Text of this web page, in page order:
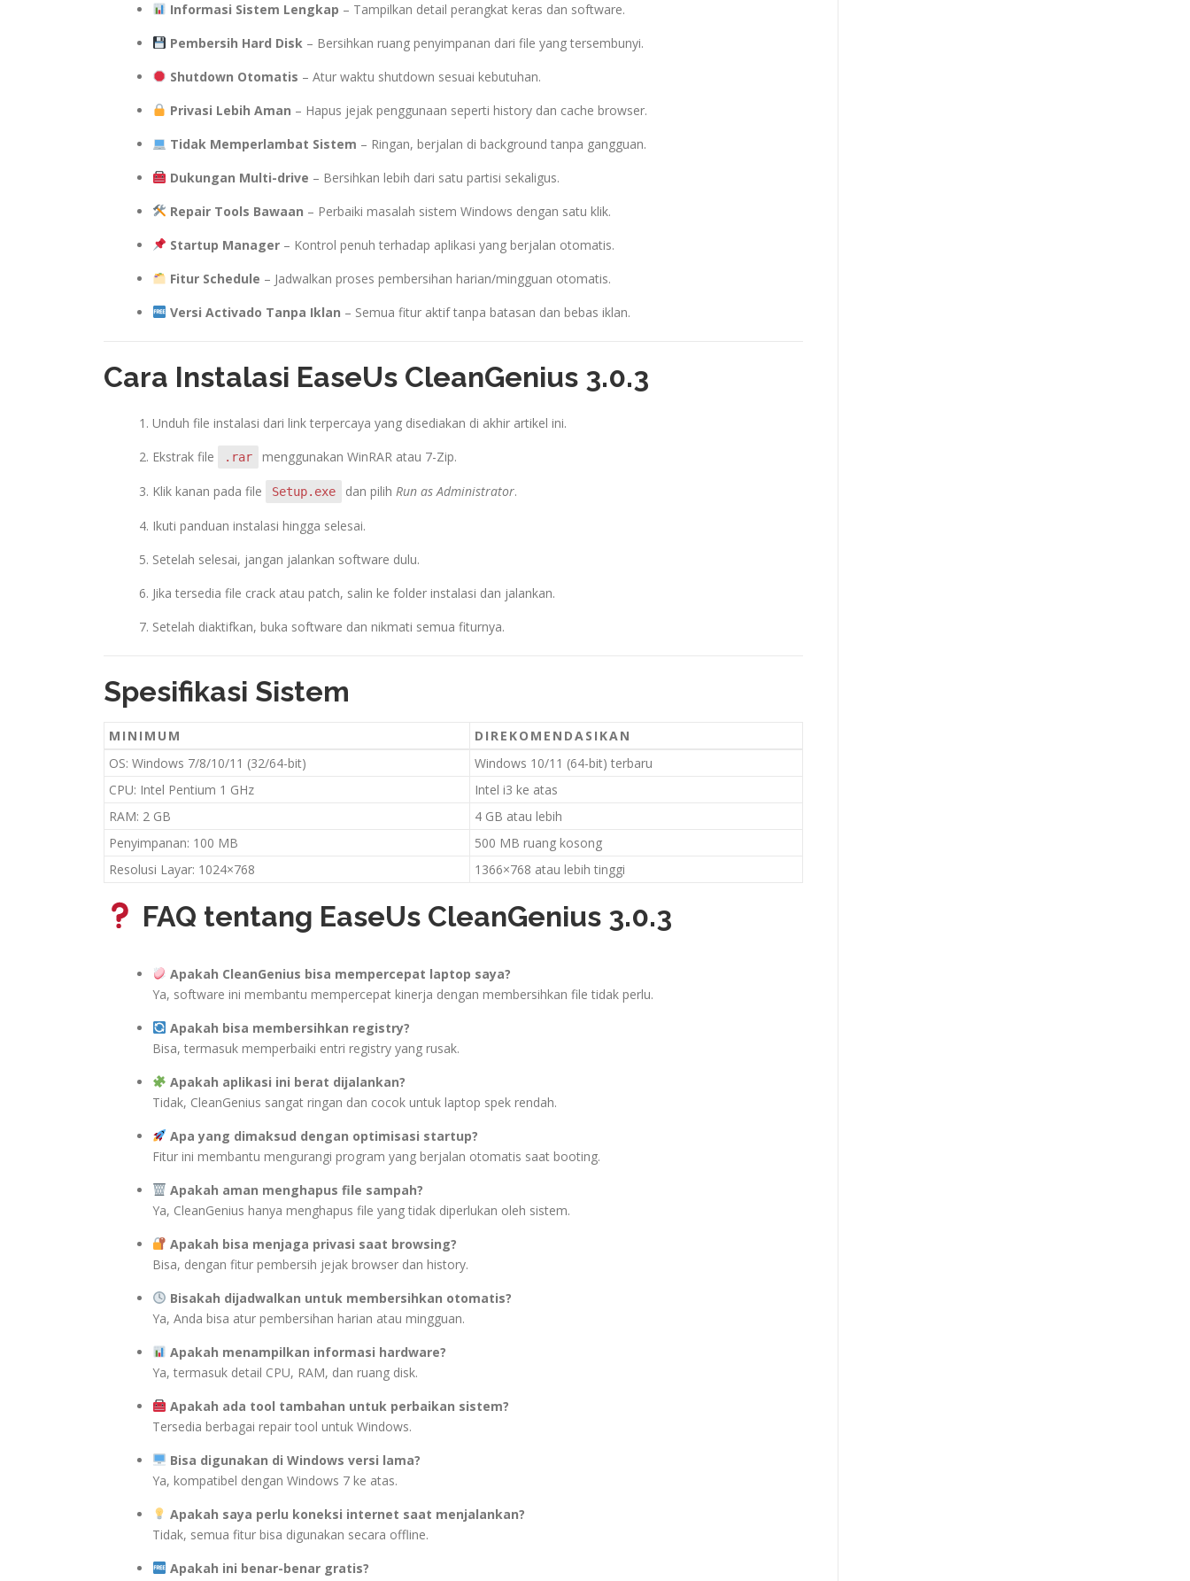
Informasi Sistem Lengkap – Tampilkan detail perangkat keras dan software.
Pembersih Hard Disk– Bersihkan ruang penyimpanan dari file yang tersembunyi.
Shutdown Otomatis – Atur waktu shutdown sesuai kebutuhan.
Privasi Lebih Aman – Hapus jejak penggunaan seperti history dan cache browser.
Tidak Memperlambat Sistem – Ringan, berjalan di background tanpa gangguan.
Dukungan Multi-drive – Bersihkan lebih dari satu partisi sekaligus.
Repair Tools Bawaan – Perbaiki masalah sistem Windows dengan satu klik.
Startup Manager– Kontrol penuh terhadap aplikasi yang berjalan otomatis.
Fitur Schedule – Jadwalkan proses pembersihan harian/mingguan otomatis.
Versi Activado Tanpa Iklan – Semua fitur aktif tanpa batasan dan bebas iklan.
Cara Instalasi EaseUs CleanGenius 3.0.3
Unduh file instalasi dari link terpercaya yang disediakan di akhir artikel ini.
Ekstrak file
.rar menggunakan WinRAR atau 7-Zip.
Klik kanan pada file Setup.exe dan pilih Run as Administrator.
Ikuti panduan instalasi hingga selesai.
Setelah selesai, jangan jalankan software dulu.
Jika tersedia file crack atau patch, salin ke folder instalasi dan jalankan.
Setelah diaktifkan, buka software dan nikmati semua fiturnya.
Spesifikasi Sistem
MINIMUM
DIREKOMENDASIKAN
OS: Windows 7/8/10/11 (32/64-bit)
Windows 10/11 (64-bit) terbaru
CPU: Intel Pentium 1 GHz
Intel i3 ke atas
RAM: 2 GB
4 GB atau lebih
Penyimpanan: 100 MB
500 MB ruang kosong
Resolusi Layar: 1024×768
1366×768 atau lebih tinggi
FAQ tentang EaseUs CleanGenius 3.0.3
Apakah CleanGenius bisa mempercepat laptop saya?
Ya, software ini membantu mempercepat kinerja dengan membersihkan file tidak perlu.
Apakah bisa membersihkan registry?
Bisa, termasuk memperbaiki entri registry yang rusak.
Apakah aplikasi ini berat dijalankan?
Tidak, CleanGenius sangat ringan dan cocok untuk laptop spek rendah.
Apa yang dimaksud dengan optimisasi startup?
Fitur ini membantu mengurangi program yang berjalan otomatis saat booting.
Apakah aman menghapus file sampah?
Ya, CleanGenius hanya menghapus file yang tidak diperlukan oleh sistem.
Apakah bisa menjaga privasi saat browsing?
Bisa, dengan fitur pembersih jejak browser dan history.
Bisakah dijadwalkan untuk membersihkan otomatis?
Ya, Anda bisa atur pembersihan harian atau mingguan.
Apakah menampilkan informasi hardware?
Ya, termasuk detail CPU, RAM, dan ruang disk.
Apakah ada tool tambahan untuk perbaikan sistem?
Tersedia berbagai repair tool untuk Windows.
Bisa digunakan di Windows versi lama?
Ya, kompatibel dengan Windows 7 ke atas.
Apakah saya perlu koneksi internet saat menjalankan?
Tidak, semua fitur bisa digunakan secara offline.
Apakah ini benar-benar gratis?